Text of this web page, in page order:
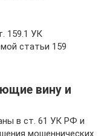
159.1 УК
статьи 159
вину и
в ст. 61 УК РФ и
мошеннических